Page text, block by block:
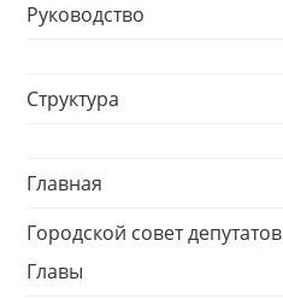
Руководство
Структура
Главная
Городской совет депутатов
Главы